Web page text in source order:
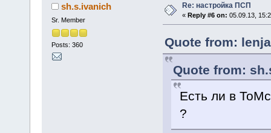
sh.s.ivanich
Sr. Member
Posts: 360
Re: настройка ПСП
« Reply #6 on: 05.09.13,
Quote from:
Quote from:
Есть ли в
?